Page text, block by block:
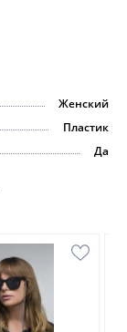
Женский
Пластик
Да